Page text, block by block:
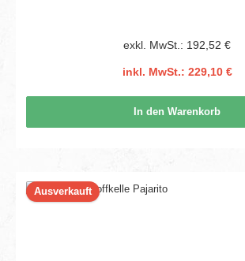
exkl. MwSt.: 192,52 €
inkl. MwSt.: 229,10 €
In den Warenkorb
Ausverkauft